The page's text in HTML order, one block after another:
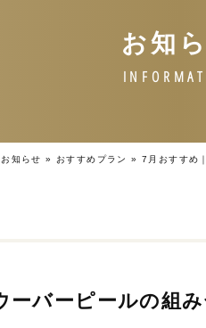
お知らせ »おすすめプラン »7月おすすめ
バーピールの組